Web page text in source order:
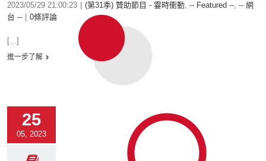
2023/05/29 21:00:23 (第31季) 贊助節目 - 霎時衝動, -- Featured --, -- 網
台 --
0條評論
[...]
進一步了解
25
05, 2023